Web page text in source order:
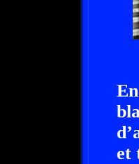
et